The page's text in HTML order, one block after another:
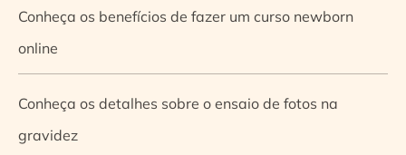
Conheça os benefícios de fazer um curso newborn
online
Conheça os detalhes sobre o ensaio de fotos na
gravidez